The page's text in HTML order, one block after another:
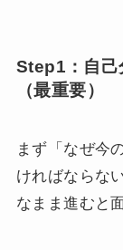
Step1：自己
（最重要）
まず「なぜ今
ければならな
なまま進むと